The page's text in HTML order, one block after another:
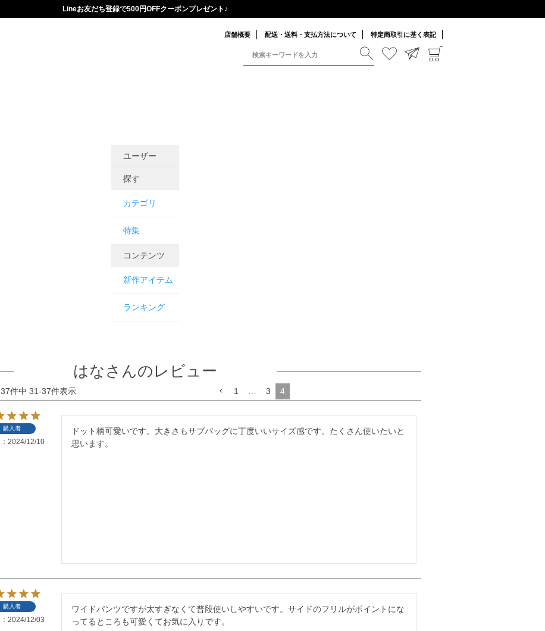
Lineお友だち登録で500円OFFクーポンプレゼント♪
店舗概要 配送・送料・支払方法について 特定商取引に基く表記
ユーザー
探す
カテゴリ
特集
コンテンツ
新作アイテム
ランキング
はなさんのレビュー
37件中 31-37件表示 1 3 4
購入者
2024/12/10
ドット柄可愛いです。大きさもサブバッグに丁度いいサイズ感です。たくさん使いたいと
思います。
購入者
2024/12/03
ワイドパンツですが太すぎなくて普段使いしやすいです。サイドのフリルがポイントにな
ってるところも可愛くてお気に入りです。